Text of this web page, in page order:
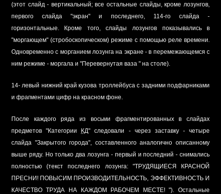
(этот слайд - вертикальный; все остальные слайды, кроме лозунгов,
первого слайда "экран" и последнего, 114-го слайда -
горизонтальные. Кроме того, слайды лозунгов показывались в
"моргающем" (стробоскопическом) режиме с помощью реле времени.
Одновременно с морганием лозунга на экране - в перемежающемся с
ним режиме - моргала и "Перевернутая ваза " на столе).
14- левый нижний край кузова троллейбуса с задними подфарниками
и фрагментами цифр на красном фоне.
После каждого ряда из восьми фрагментированных в слайдах
предметов "Категории
КД" следовали - через заставку - четыре
слайда "Закрытого города", составленного аналогично описанному
выше ряду. Но только два лозунга - первый и последний - снимались
полностью (текст последнего лозунга: "ТРУДЯЩИЕСЯ КРАСНОЙ
ПРЕСНИ! ПОВЫСИМ ПРОИЗВОДИТЕЛЬНОСТЬ, ЭФФЕКТИВНОСТЬ И
КАЧЕСТВО ТРУДА НА КАЖДОМ РАБОЧЕМ МЕСТЕ! "). Остальные